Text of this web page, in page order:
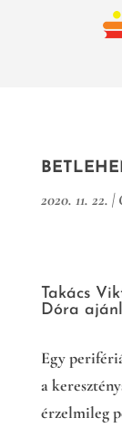
2020. 11. 22. |
Takács
Dóra
Egy
a
érzelmileg